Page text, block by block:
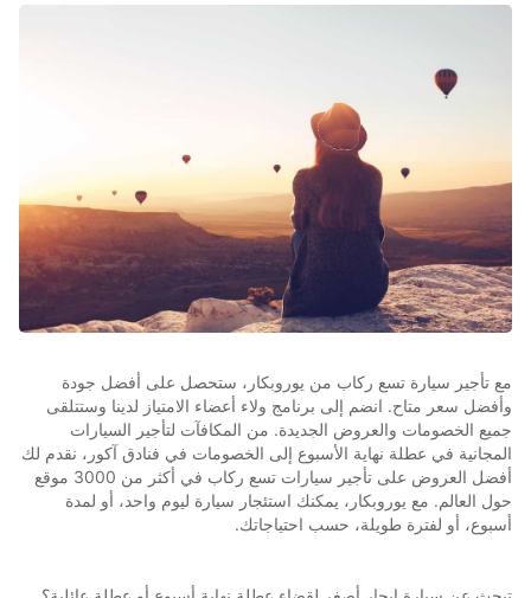
مع تأجير سيارة تسع ركاب من يوروبكار، ستحصل على أفضل جودة
وأفضل سعر متاح. انضم إلى برنامج ولاء أعضاء الامتياز لدينا وستتلقى
جميع الخصومات والعروض الجديدة. من المكافآت لتأجير السيارات
المجانية في عطلة نهاية الأسبوع إلى الخصومات في فنادق آكور، نقدم لك
أفضل العروض على تأجير سيارات تسع ركاب في أكثر من 3000 موقع
حول العالم. مع يوروبكار، يمكنك استئجار سيارة ليوم واحد، أو لمدة
أسبوع، أو لفترة طويلة، حسب احتياجاتك.